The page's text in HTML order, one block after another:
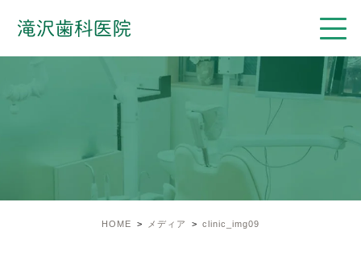
HOME メディア clinic_img09